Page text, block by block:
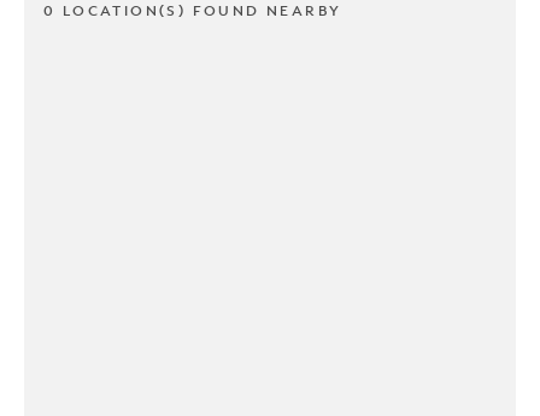
0 LOCATION(S) FOUND NEARBY